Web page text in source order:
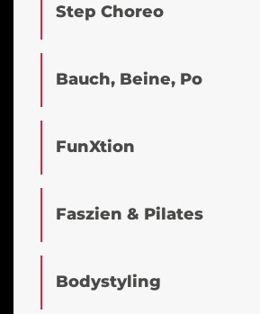
Step Choreo
Bauch, Beine, Po
FunXtion
Faszien & Pilates
Bodystyling